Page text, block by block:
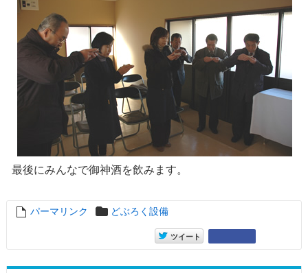
最後にみんなで御神酒を飲みます。
entry1860
パーマリンク どぶろく設備
entry1860
ツイート